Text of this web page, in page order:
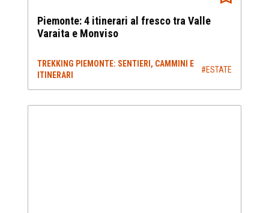
Piemonte: 4 itinerari al fresco tra Valle
Varaita e Monviso
TREKKING PIEMONTE: SENTIERI, CAMMINI E
ITINERARI
#ESTATE